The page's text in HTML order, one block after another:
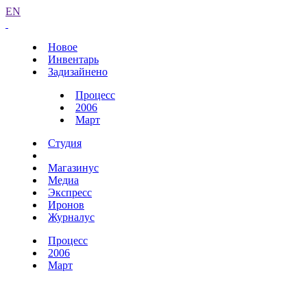
EN
Новое
Инвентарь
Задизайнено
Процесс
2006
Март
Студия
Магазинус
Медиа
Экспресс
Иронов
Журналус
Процесс
2006
Март